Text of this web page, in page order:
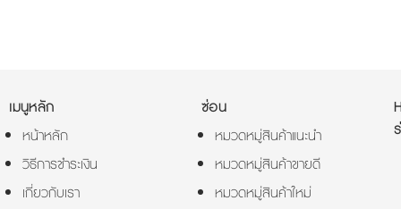
เมนูหลัก
หน้าหลัก
วิธีการชำระเงิน
เกี่ยวกับเรา
ซ่อน
หมวดหมู่สินค้าแนะนำ
หมวดหมู่สินค้าขายดี
หมวดหมู่สินค้าใหม่